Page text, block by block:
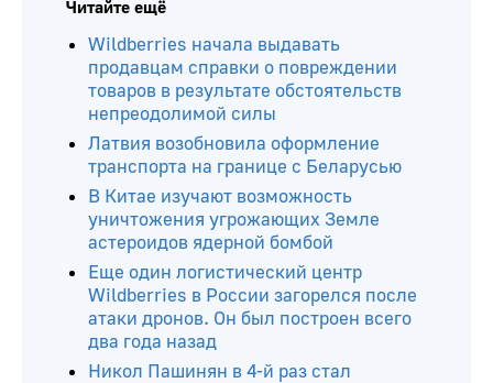
Читайте ещё
Wildberries начала выдавать
продавцам справки о повреждении
товаров в результате обстоятельств
непреодолимой силы
Латвия возобновила оформление
транспорта на границе с Беларусью
В Китае изучают возможность
уничтожения угрожающих Земле